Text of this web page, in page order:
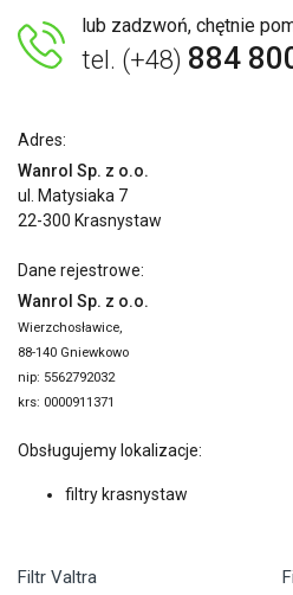
lub zadzwoń, chętnie
tel. (+48) 884
Adres:
Wanrol Sp. z o.o.
ul. Matysiaka 7
22-300 Krasnystaw
Dane rejestrowe:
Wanrol Sp. z o.o.
Wierzchosławice,
88-140 Gniewkowo
nip: 5562792032
krs: 0000911371
Obsługujemy lokalizacje:
filtry krasnystaw
Filtr Valtra